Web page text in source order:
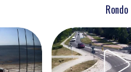
Rondo